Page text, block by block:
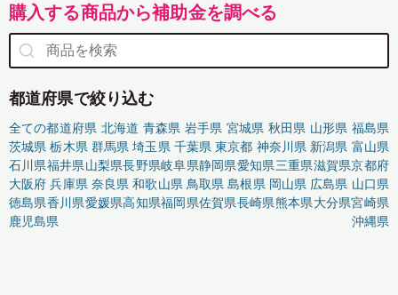
購入する商品から補助金を調べる
都道府県で絞り込む
全ての都道府県 北海道 青森県 岩手県 宮城県 秋田県 山形県 福島県
茨城県 栃木県 群馬県 埼玉県 千葉県 東京都 神奈川県 新潟県 富山県
石川県福井県山梨県長野県岐阜県静岡県愛知県三重県滋賀県京都府
大阪府 兵庫県 奈良県 和歌山県 鳥取県 島根県 岡山県 広島県 山口県
徳島県香川県愛媛県高知県福岡県佐賀県長崎県熊本県大分県宮崎県
鹿児島県
沖縄県